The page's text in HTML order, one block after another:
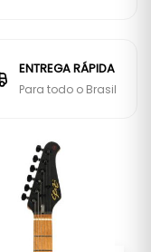
ENTREGA RÁPIDA
Para todo o Brasil